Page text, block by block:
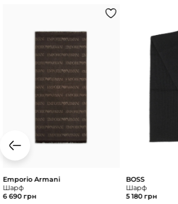
Emporio Armani
Шарф
6 690 грн
BOSS
Шарф
5 180 грн